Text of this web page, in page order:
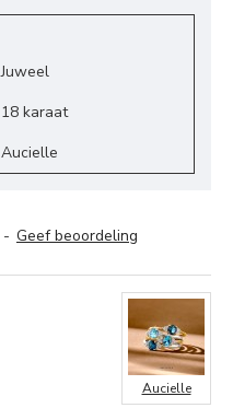
Juweel
18 karaat
Aucielle
- Geef beoordeling
Aucielle